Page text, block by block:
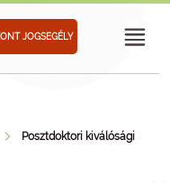
JOGSEGÉLY
Posztdoktori kiválósági